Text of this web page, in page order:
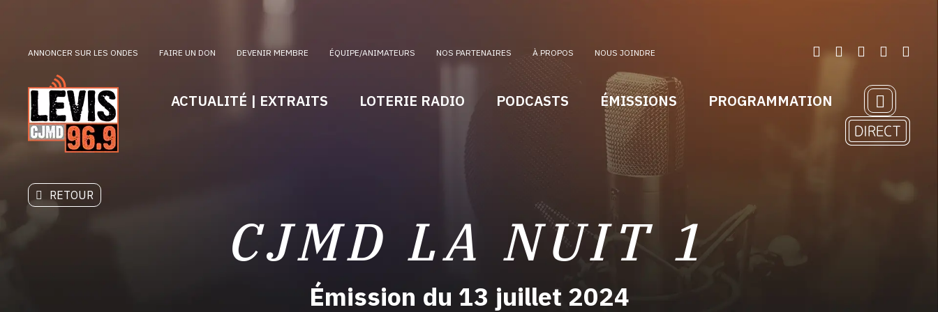
ANNONCER SUR LES ONDES FAIRE UN DON DEVENIR MEMBRE ÉQUIPE/ANIMATEURS NOS PARTENAIRES À PROPOS NOUS JOINDRE
ACTUALITÉ | EXTRAITS LOTERIE RADIO PODCASTS ÉMISSIONS PROGRAMMATION
RETOUR
CJMD LA NUIT 1
Émission du 13 juillet 2024